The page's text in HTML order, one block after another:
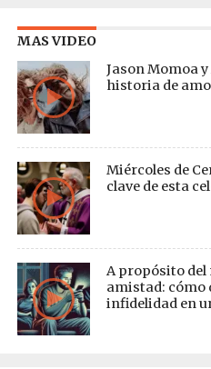
MAS VIDEO
Jason Momoa
historia de
Miércoles de
clave de esta
A propósito del
amistad: cómo
infidelidad en